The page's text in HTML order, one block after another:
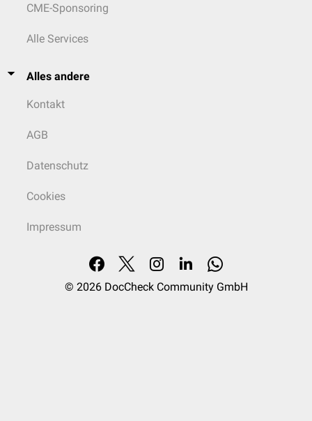
CME-Sponsoring
Alle Services
Alles andere
Kontakt
AGB
Datenschutz
Cookies
Impressum
© 2026 DocCheck Community GmbH